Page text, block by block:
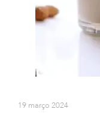
19 março 2024